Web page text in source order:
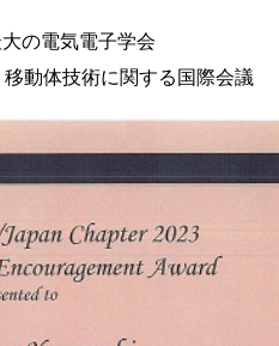
の電気電子学会
動体技術に関する国際会議